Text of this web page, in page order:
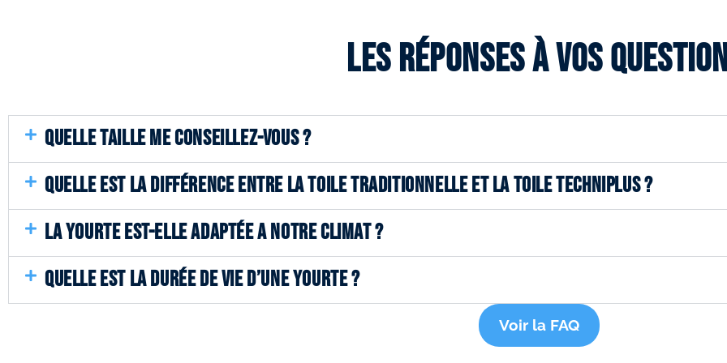
Les réponses à vos
QUELLE TAILLE ME CONSEILLEZ-VOUS ?
QUELLE EST LA DIFFÉRENCE ENTRE LA TOILE TRADITIONNELLE ET LA TOILE TECHNIPLUS ?
LA YOURTE EST-ELLE ADAPTÉE A NOTRE CLIMAT ?
QUELLE EST LA DURÉE DE VIE D’UNE YOURTE ?
Voir la FAQ